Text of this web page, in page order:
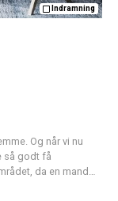
Indramning
Og når vi nu
så godt få
da en mand…